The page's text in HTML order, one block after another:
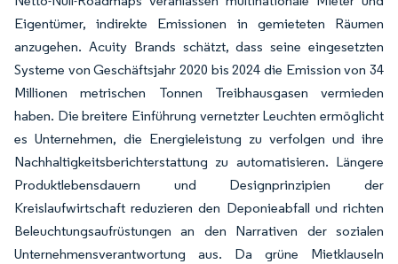
Eigentümer, indirekte Emissionen in gemieteten Räumen
anzugehen. Acuity Brands schätzt, dass seine eingesetzten
Systeme von Geschäftsjahr 2020 bis 2024 die Emission von 34
Millionen metrischen Tonnen Treibhausgasen vermieden
haben. Die breitere Einführung vernetzter Leuchten ermöglicht
es Unternehmen, die Energieleistung zu verfolgen und ihre
Nachhaltigkeitsberichterstattung zu automatisieren. Längere
Produktlebensdauern und Designprinzipien der
Kreislaufwirtschaft reduzieren den Deponieabfall und richten
Beleuchtungsaufrüstungen an den Narrativen der sozialen
Unternehmensverantwortung aus. Da grüne Mietklauseln